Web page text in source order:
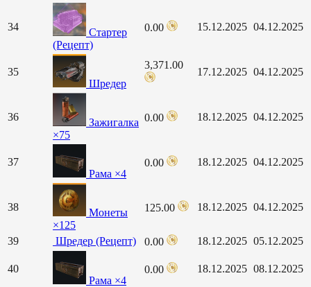
34
Стартер
(Рецепт)
0.00 15.12.2025 04.12.2025
35
Шредер
3,371.00
17.12.2025 04.12.2025
36
Зажигалка
×75
0.00 18.12.2025 04.12.2025
37
Рама ×4
0.00 18.12.2025 04.12.2025
38
Монеты
×125
125.00 18.12.2025 04.12.2025
39 Шредер (Рецепт) 0.00 18.12.2025 05.12.2025
40
Рама ×4
0.00 18.12.2025 08.12.2025